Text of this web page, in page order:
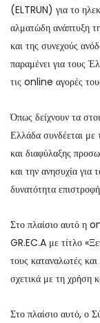
(ELTRUN) για το
αλματώδη ανάπτυξη
και της συνεχούς
παραμένει για τους
τις online αγορές
Όπως δείχνουν τα
Ελλάδα συνδέεται με
και διαφύλαξης
και την ανησυχία για
δυνατότητα
Στο πλαίσιο αυτό η
GR.EC.A με τίτλο
τους καταναλωτές
σχετικά με τη χρήση
Στο πλαίσιο αυτό, ο